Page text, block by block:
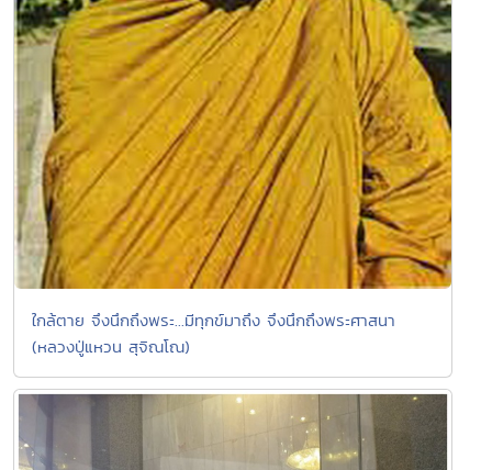
ใกล้ตาย จึงนึกถึงพระ...มีทุกข์มาถึง จึงนึกถึงพระศาสนา
(หลวงปู่แหวน สุจิณโณ)